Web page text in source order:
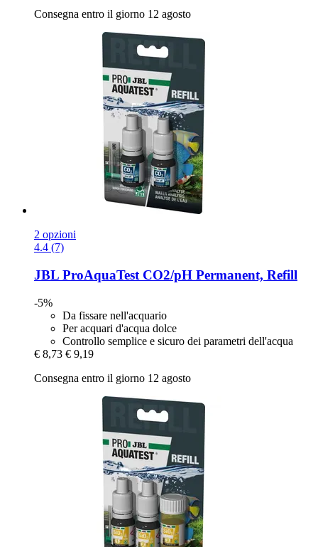
Consegna entro il giorno 12 agosto
2 opzioni
4.4 (7)
JBL ProAquaTest CO2/pH Permanent, Refill
-5%
Da fissare nell'acquario
Per acquari d'acqua dolce
Controllo semplice e sicuro dei parametri dell'acqua
€ 8,73 € 9,19
Consegna entro il giorno 12 agosto